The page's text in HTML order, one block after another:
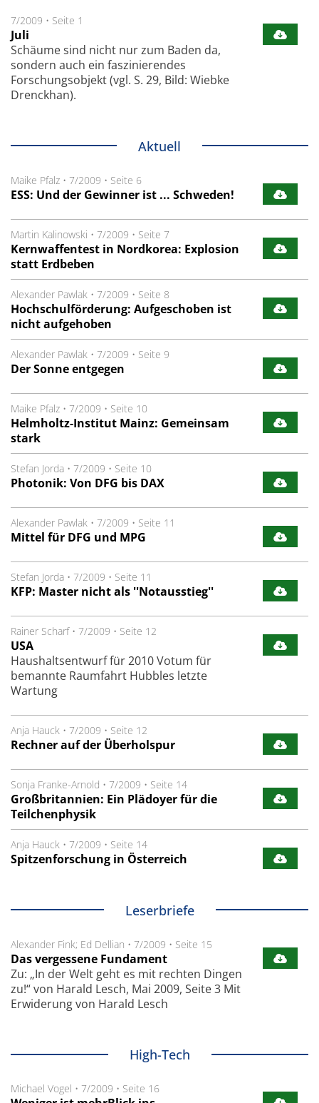
7/2009 • Seite 1
Juli
Schäume sind nicht nur zum Baden da,
sondern auch ein faszinierendes
Forschungsobjekt (vgl. S. 29, Bild: Wiebke
Drenckhan).
Aktuell
Maike Pfalz • 7/2009 • Seite 6
ESS: Und der Gewinner ist ... Schweden!
Martin Kalinowski • 7/2009 • Seite 7
Kernwaffentest in Nordkorea: Explosion
statt Erdbeben
Alexander Pawlak • 7/2009 • Seite 8
Hochschulförderung: Aufgeschoben ist
nicht aufgehoben
Alexander Pawlak • 7/2009 • Seite 9
Der Sonne entgegen
Maike Pfalz • 7/2009 • Seite 10
Helmholtz-Institut Mainz: Gemeinsam
stark
Stefan Jorda • 7/2009 • Seite 10
Photonik: Von DFG bis DAX
Alexander Pawlak • 7/2009 • Seite 11
Mittel für DFG und MPG
Stefan Jorda • 7/2009 • Seite 11
KFP: Master nicht als ''Notausstieg''
Rainer Scharf• 7/2009 • Seite 12
USA
Haushaltsentwurf für 2010 Votum für
bemannte Raumfahrt Hubbles letzte
Wartung
Anja Hauck • 7/2009 • Seite 12
Rechner auf der Überholspur
Sonja Franke-Arnold • 7/2009 • Seite 14
Großbritannien: Ein Plädoyer für die
Teilchenphysik
Anja Hauck • 7/2009 • Seite 14
Spitzenforschung in Österreich
Leserbriefe
Alexander Fink; Ed Dellian • 7/2009 • Seite 15
Das vergessene Fundament
Zu: „In der Welt geht es mit rechten Dingen
zu!“ von Harald Lesch, Mai 2009, Seite 3 Mit
Erwiderung von Harald Lesch
High-Tech
Michael Vogel • 7/2009 • Seite 16